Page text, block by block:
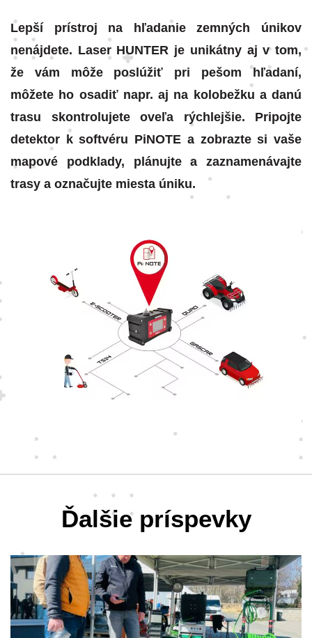
Lepší prístroj na hľadanie zemných únikov
nenájdete. Laser HUNTER je unikátny aj v tom,
že vám môže poslúžiť pri pešom hľadaní,
môžete ho osadiť napr. aj na kolobežku a danú
trasu skontrolujete oveľa rýchlejšie. Pripojte
detektor k softvéru PiNOTE a zobrazte si vaše
mapové podklady, plánujte a zaznamenávajte
trasy a označujte miesta úniku.
Ďalšie príspevky